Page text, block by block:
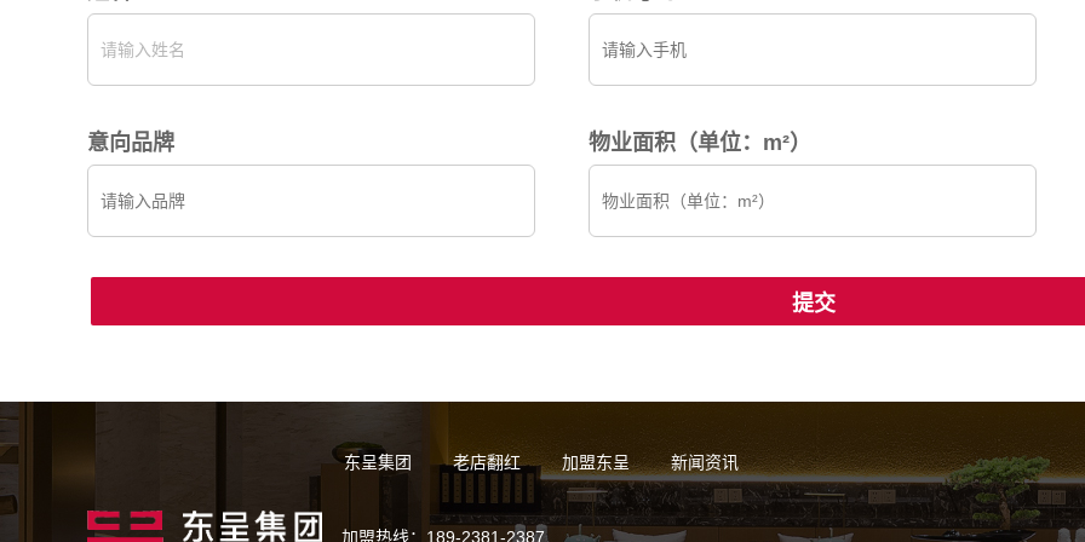
意向品牌 物业面积（单位：m²）
东呈集团 老店翻红 加盟东呈 新闻资讯
加盟热线：189-2381-2387